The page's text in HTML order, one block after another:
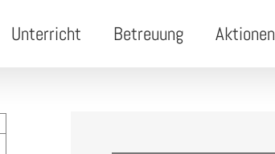
Unterricht Betreuung Aktionen